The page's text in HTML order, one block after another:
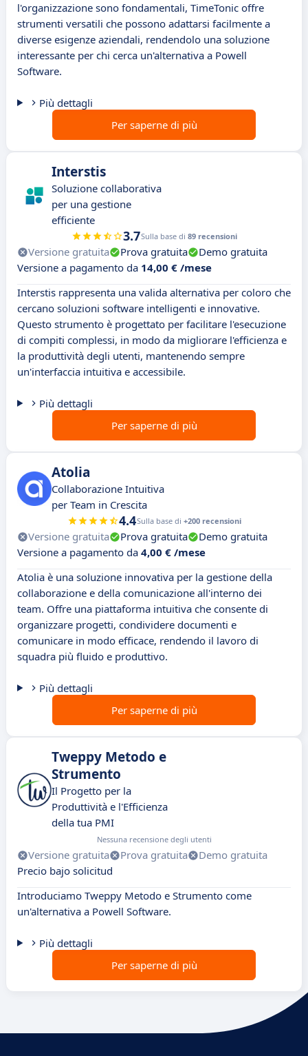
l'organizzazione sono fondamentali, TimeTonic offre
strumenti versatili che possono adattarsi facilmente a
diverse esigenze aziendali, rendendolo una soluzione
interessante per chi cerca un'alternativa a Powell
Software.
Più dettagli
Per saperne di più
Interstis
Soluzione collaborativa
per una gestione
efficiente
3.7Sulla base di 89 recensioni
Versione gratuita Prova gratuita
Demo gratuita
Versione a pagamento da 14,00 € /mese
Interstis rappresenta una valida alternativa per coloro che
cercano soluzioni software intelligenti e innovative.
Questo strumento è progettato per facilitare l'esecuzione
di compiti complessi, in modo da migliorare l'efficienza e
la produttività degli utenti, mantenendo sempre
un'interfaccia intuitiva e accessibile.
Più dettagli
Per saperne di più
Atolia
Collaborazione Intuitiva
per Team in Crescita
4.4Sulla base di +200 recensioni
Versione gratuita Prova gratuita
Demo gratuita
Versione a pagamento da 4,00 € /mese
Atolia è una soluzione innovativa per la gestione della
collaborazione e della comunicazione all'interno dei
team. Offre una piattaforma intuitiva che consente di
organizzare progetti, condividere documenti e
comunicare in modo efficace, rendendo il lavoro di
squadra più fluido e produttivo.
Più dettagli
Per saperne di più
Tweppy Metodo e
Strumento
Il Progetto per la
Produttività e l'Efficienza
della tua PMI
Nessuna recensione degli utenti
Versione gratuita Prova gratuita
Demo gratuita
Precio bajo solicitud
Introduciamo Tweppy Metodo e Strumento come
un'alternativa a Powell Software.
Più dettagli
Per saperne di più